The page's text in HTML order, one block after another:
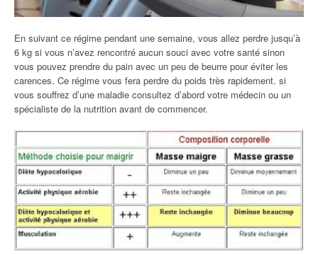
En suivant ce régime pendant une semaine, vous allez perdre jusqu’à
6 kg si vous n’avez rencontré aucun souci avec votre santé sinon
vous pouvez prendre du pain avec un peu de beurre pour éviter les
carences. Ce régime vous fera perdre du poids très rapidement. si
vous souffrez d’une maladie consultez d’abord votre médecin ou un
spécialiste de la nutrition avant de commencer.